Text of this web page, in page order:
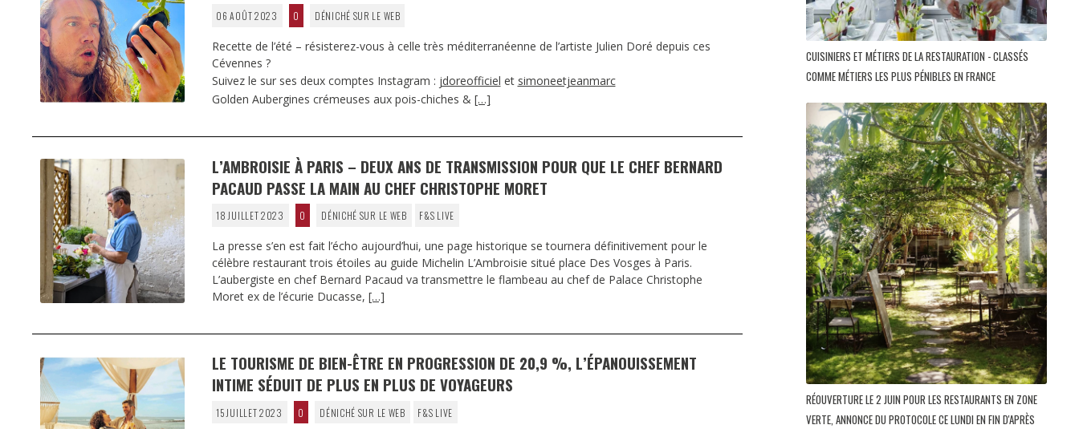
06 AOÛT 2023 0 DÉNICHÉ SUR LE WEB
Recette de l’été – résisterez-vous à celle très méditerranéenne de l’artiste Julien Doré depuis ces
Cévennes ?
Suivez le sur ses deux comptes Instagram : jdoreofficiel et simoneetjeanmarc
Golden Aubergines crémeuses aux pois-chiches & […]
L’AMBROISIE À PARIS – DEUX ANS DE TRANSMISSION POUR QUE LE CHEF BERNARD
PACAUD PASSE LA MAIN AU CHEF CHRISTOPHE MORET
18 JUILLET 2023 0 DÉNICHÉ SUR LE WEB F&S LIVE
La presse s’en est fait l’écho aujourd’hui, une page historique se tournera définitivement pour le
célèbre restaurant trois étoiles au guide Michelin L’Ambroisie situé place Des Vosges à Paris.
L’aubergiste en chef Bernard Pacaud va transmettre le flambeau au chef de Palace Christophe
Moret ex de l’écurie Ducasse, […]
LE TOURISME DE BIEN-ÊTRE EN PROGRESSION DE 20,9 %, L’ÉPANOUISSEMENT
INTIME SÉDUIT DE PLUS EN PLUS DE VOYAGEURS
15 JUILLET 2023 0 DÉNICHÉ SUR LE WEB F&S LIVE
CUISINIERS ET MÉTIERS DE LA RESTAURATION - CLASSÉS
COMME MÉTIERS LES PLUS PÉNIBLES EN FRANCE
RÉOUVERTURE LE 2 JUIN POUR LES RESTAURANTS EN ZONE
VERTE, ANNONCE DU PROTOCOLE CE LUNDI EN FIN D'APRÈS